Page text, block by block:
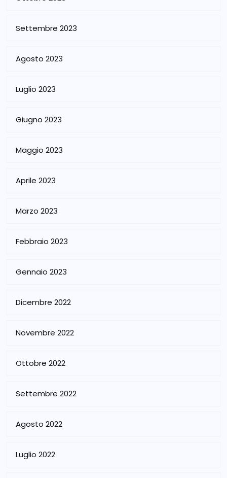
Settembre 2023
Agosto 2023
Luglio 2023
Giugno 2023
Maggio 2023
Aprile 2023
Marzo 2023
Febbraio 2023
Gennaio 2023
Dicembre 2022
Novembre 2022
Ottobre 2022
Settembre 2022
Agosto 2022
Luglio 2022